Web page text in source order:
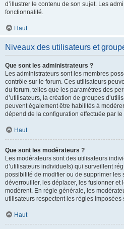
d’illustrer le contenu de son sujet. Les
fonctionnalité.
Haut
Niveaux des utilisateurs et
Que sont les administrateurs ?
Les administrateurs sont les membres
contrôle sur le forum. Ces utilisateurs
du forum, telles que les paramètres des
d’utilisateurs, la création de groupes
peuvent également être habilités à
dépend de la configuration effectuée par
Haut
Que sont les modérateurs ?
Les modérateurs sont des utilisateurs
d’utilisateurs individuels) qui surveillent
possibilité de modifier ou de supprimer les
déverrouiller, les déplacer, les fusionner et
modèrent. En règle générale, les
utilisateurs respectent les règles imposées
Haut